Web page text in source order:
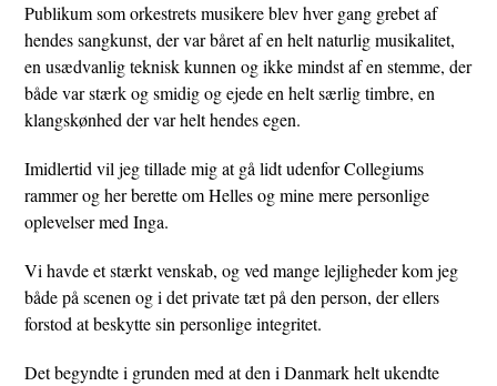
Publikum som orkestrets musikere blev hver gang grebet af
hendes sangkunst, der var båret af en helt naturlig musikalitet,
en usædvanlig teknisk kunnen og ikke mindst af en stemme, der
både var stærk og smidig og ejede en helt særlig timbre, en
klangskønhed der var helt hendes egen.
Imidlertid vil jeg tillade mig at gå lidt udenfor Collegiums
rammer og her berette om Helles og mine mere personlige
oplevelser med Inga.
Vi havde et stærkt venskab, og ved mange lejligheder kom jeg
både på scenen og i det private tæt på den person, der ellers
forstod at beskytte sin personlige integritet.
Det begyndte i grunden med at den i Danmark helt ukendte